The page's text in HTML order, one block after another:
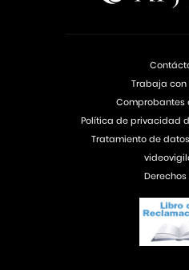
Trabaja con
Comprobantes
Política de privacidad
Tratamiento de
Derechos